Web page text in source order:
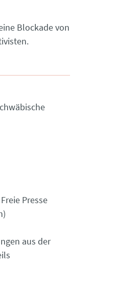
Blockade von
Presse
aus der